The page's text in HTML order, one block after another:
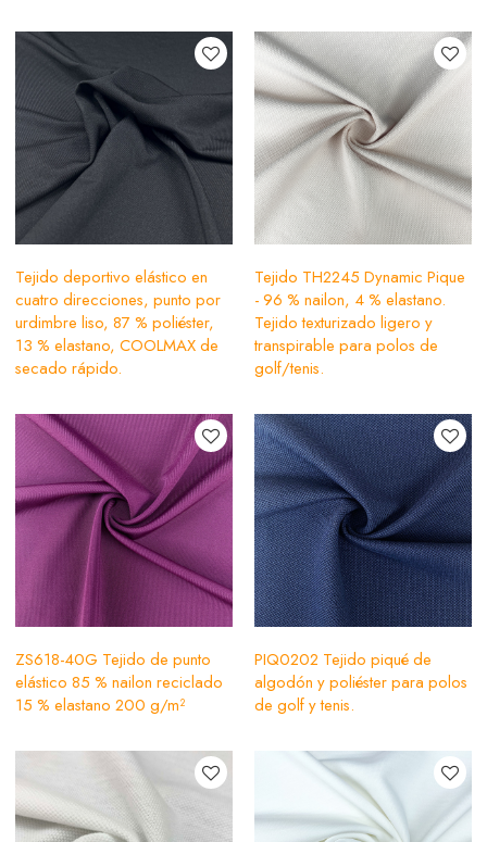
Tejido deportivo elástico en
cuatro direcciones, punto por
urdimbre liso, 87 % poliéster,
13 % elastano, COOLMAX de
secado rápido.
Tejido TH2245 Dynamic Pique
- 96 % nailon, 4 % elastano.
Tejido texturizado ligero y
transpirable para polos de
golf/tenis.
ZS618-40G Tejido de punto
elástico 85 % nailon reciclado
15 % elastano 200 g/m²
PIQ0202 Tejido piqué de
algodón y poliéster para polos
de golf y tenis.